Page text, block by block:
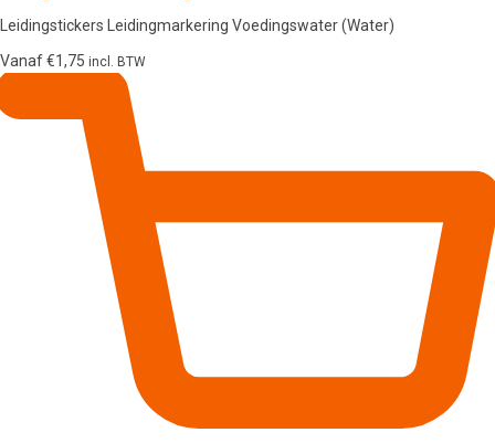
Leidingstickers Leidingmarkering Voedingswater (Water)
Vanaf€1,75 incl. BTW